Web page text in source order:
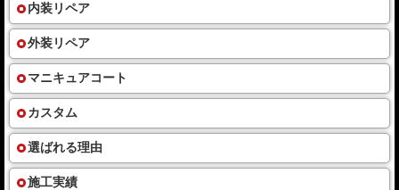
内装リペア
外装リペア
マニキュアコート
カスタム
選ばれる理由
施工実績